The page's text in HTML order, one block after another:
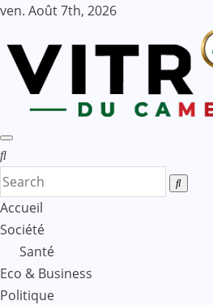
Skip
content
ven. Août 7th, 2026
Accueil
Société
Santé
Eco & Business
Politique